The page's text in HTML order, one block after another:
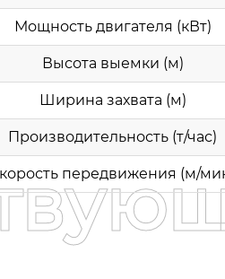
Мощность двигателя (кВт)
Высота выемки (м)
Ширина захвата (м)
Производительность (т/час)
передвижения (м/